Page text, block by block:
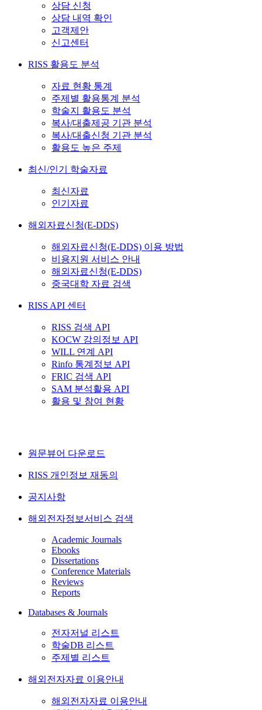
상담 신청
상담 내역 확인
고객제안
신고센터
RISS 활용도 분석
자료 현황 통계
주제별 활용통계 분석
학술지 활용도 분석
복사/대출제공 기관 분석
복사/대출신청 기관 분석
활용도 높은 주제
최신/인기 학술자료
최신자료
인기자료
해외자료신청(E-DDS)
해외자료신청(E-DDS) 이용 방법
비용지원 서비스 안내
해외자료신청(E-DDS)
중국대학 자료 검색
RISS API 센터
RISS 검색 API
KOCW 강의정보 API
WILL 연계 API
Rinfo 통계정보 API
FRIC 검색 API
SAM 분석활용 API
활용 및 참여 현황
원문뷰어 다운로드
RISS 개인정보 재동의
공지사항
해외전자정보서비스 검색
Academic Journals
Ebooks
Dissertations
Conference Materials
Reviews
Reports
Databases & Journals
전자저널 리스트
학술DB 리스트
주제별 리스트
해외전자자료 이용안내
해외전자자료 이용안내